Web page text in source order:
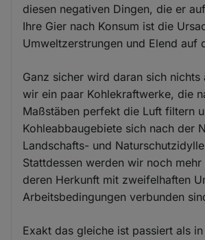
diesen negativen Dingen, die er
Ihre Gier nach Konsum ist die
Umweltzerstrungen und Elend auf
Ganz sicher wird daran sich nichts
wir ein paar Kohlekraftwerke, die
Maßstäben perfekt die Luft filtern
Kohleabbaugebiete sich nach der
Landschafts- und
Stattdessen werden wir noch mehr
deren Herkunft mit zweifelhaften
Arbeitsbedingungen verbunden
Exakt das gleiche ist passiert als